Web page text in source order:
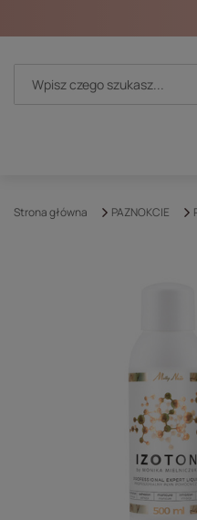
Strona główna PAZNOKCIE